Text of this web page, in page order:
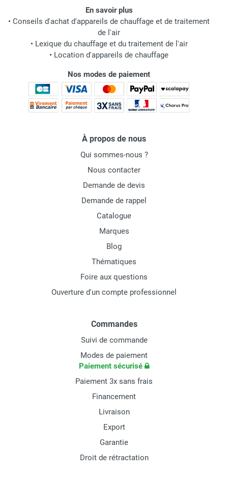
En savoir plus
• Conseils d'achat d'appareils de chauffage et de traitement
de l'air
• Lexique du chauffage et du traitement de l'air
• Location d'appareils de chauffage
Nos modes de paiement
À propos de nous
Qui sommes-nous ?
Nous contacter
Demande de devis
Demande de rappel
Catalogue
Marques
Blog
Thématiques
Foire aux questions
Ouverture d'un compte professionnel
Commandes
Suivi de commande
Modes de paiement
Paiement sécurisé
Paiement 3x sans frais
Financement
Livraison
Export
Garantie
Droit de rétractation